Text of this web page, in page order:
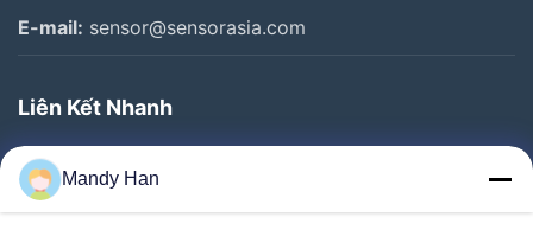
E-mail: sensor@sensorasia.com
Liên Kết Nhanh
Trang Chủ
Các Sản Phẩm
Mandy Han